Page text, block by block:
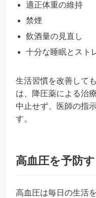
適正体重の維持
禁煙
飲酒量の見直し
十分な睡眠とスト
生活習慣を改善して
は、降圧薬による治
中止せず、医師の指
す。
高血圧を予防
高血圧は毎日の生活